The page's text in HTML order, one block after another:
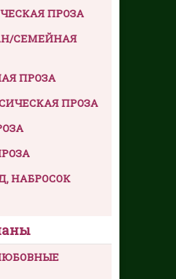
ПРОЗА
СЕМЕЙНАЯ
ПРОЗА
ПРОЗА
НАБРОСОК